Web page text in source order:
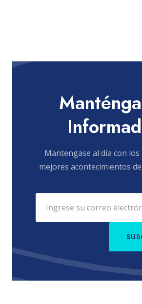
Mantengase al día con
mejores acontecimientos